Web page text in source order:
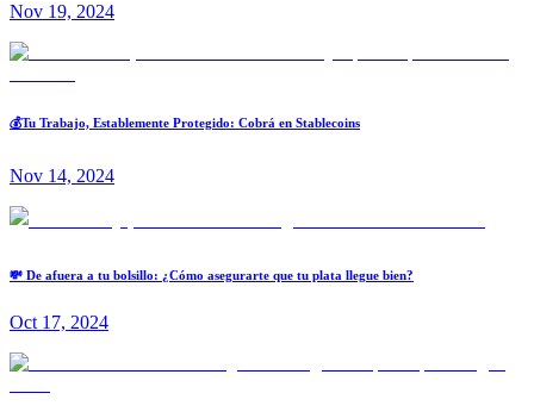
Nov 19, 2024
💰Tu Trabajo, Establemente Protegido: Cobrá en Stablecoins
Nov 14, 2024
💸 De afuera a tu bolsillo: ¿Cómo asegurarte que tu plata llegue bien?
Oct 17, 2024